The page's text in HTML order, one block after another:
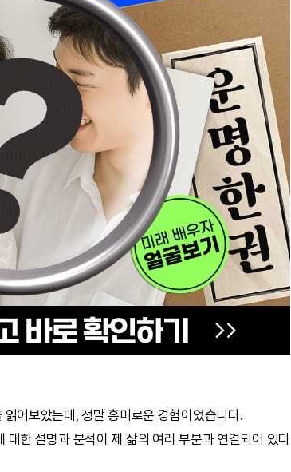
읽어보았는데, 정말 흥미로운 경험이었습니다.
한 설명과 분석이 제 삶의 여러 부분과 연결되어 있다